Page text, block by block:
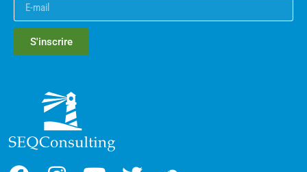
S'inscrire